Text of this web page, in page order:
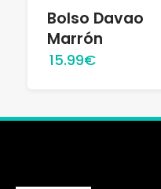
Bolso Davao
Marrón
15.99€